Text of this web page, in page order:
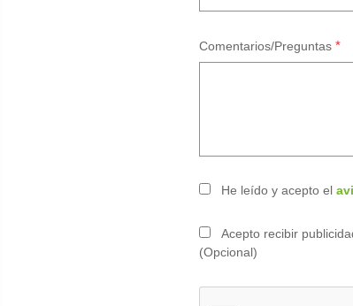
Comentarios/Preguntas *
He leído y acepto el
Acepto recibir
(Opcional)